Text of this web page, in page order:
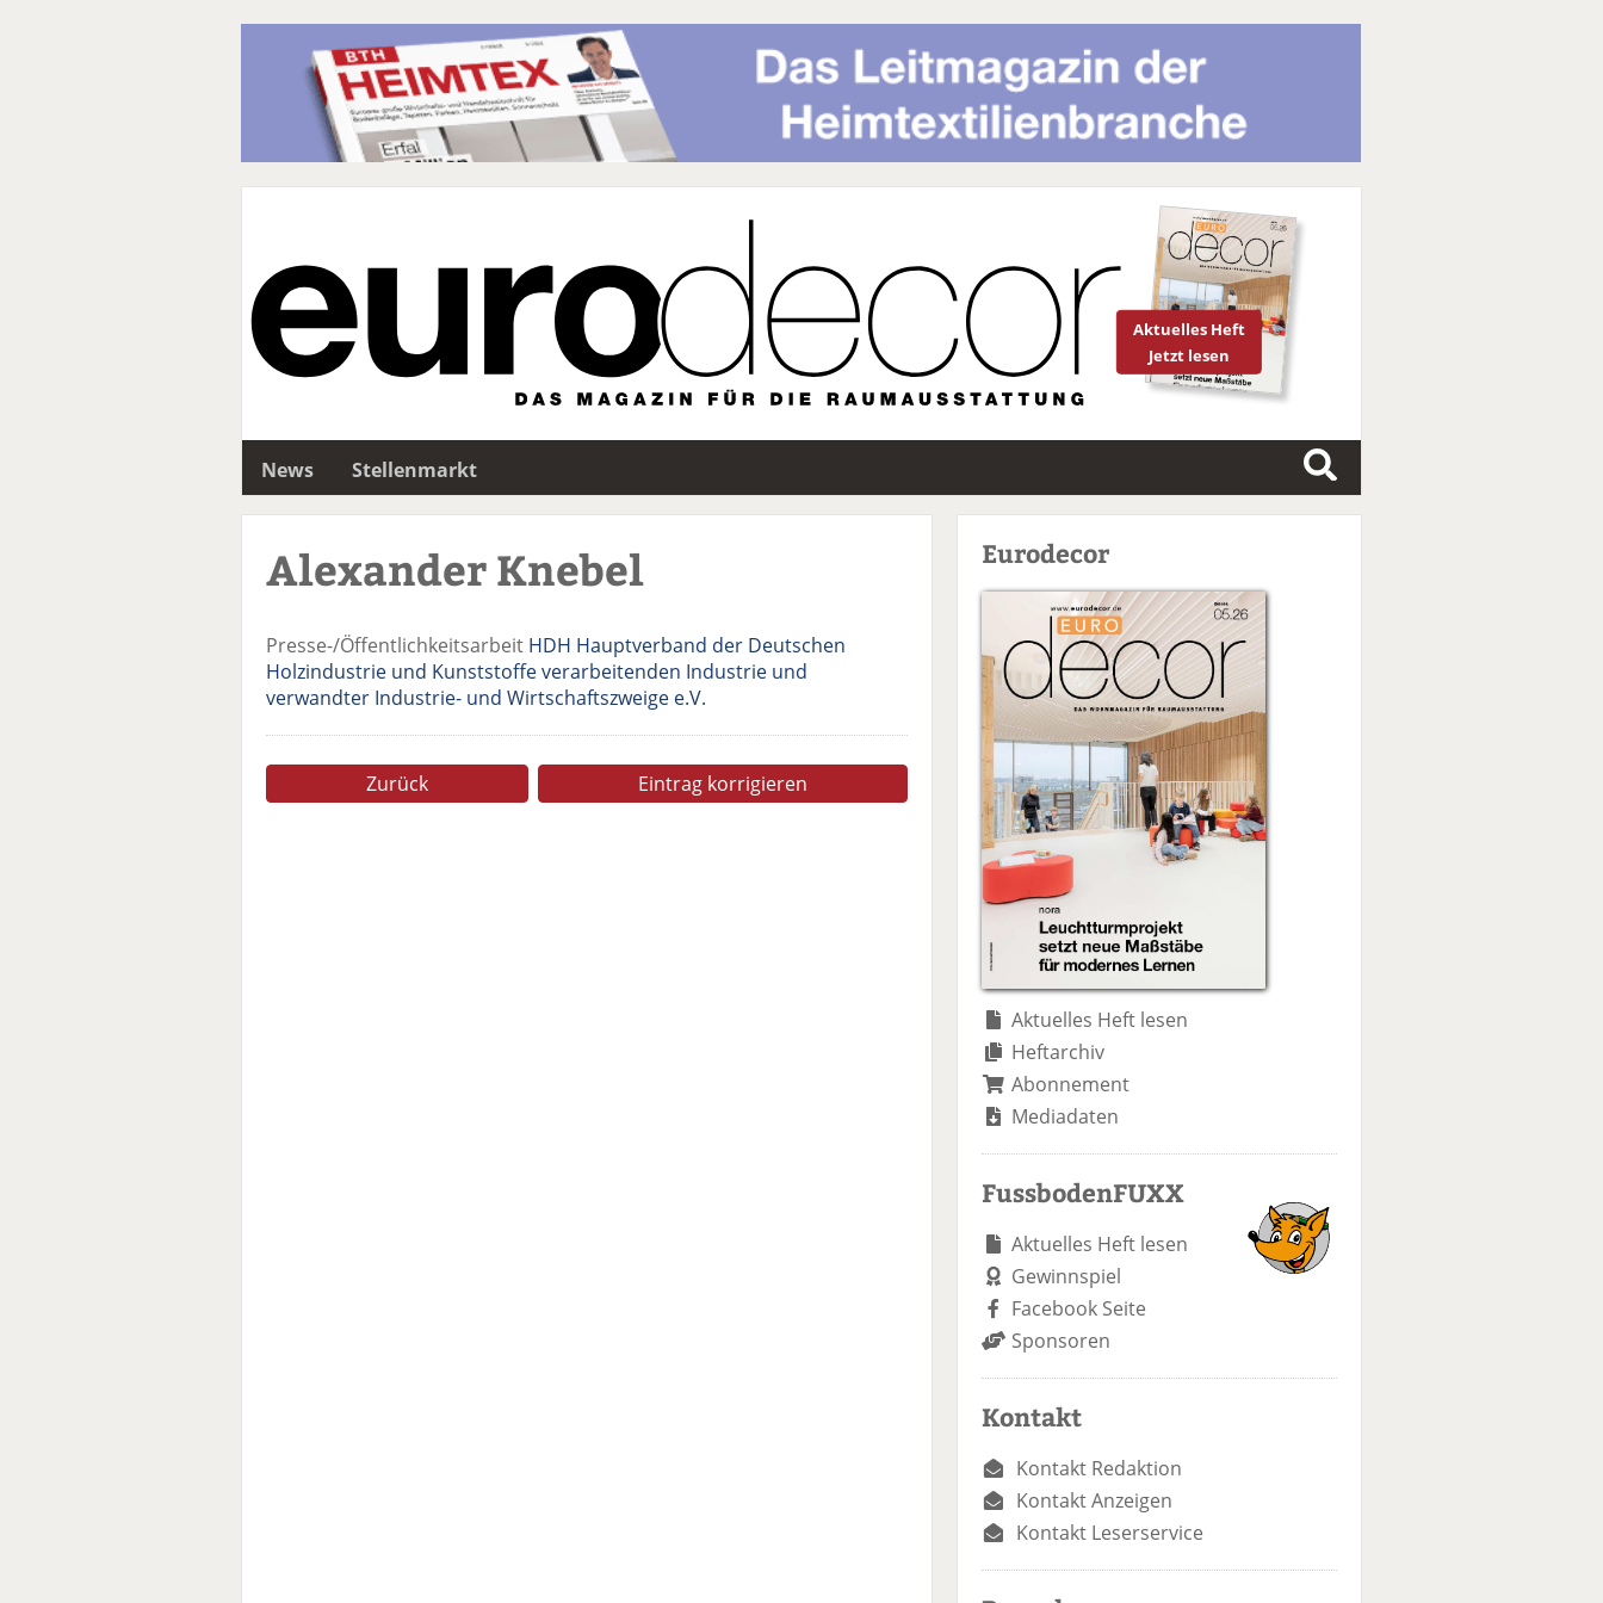
Aktuelles Heft
Jetzt lesen
News
Stellenmarkt
S
u
Alexander Knebel
Presse-/Öffentlichkeitsarbeit HDH Hauptverband der Deutschen
Holzindustrie und Kunststoffe verarbeitenden Industrie und
verwandter Industrie- und Wirtschaftszweige e.V.
Zurück Eintrag korrigieren
Eurodecor
Aktuelles Heft lesen
Heftarchiv
Abonnement
Mediadaten
FussbodenFUXX
Aktuelles Heft lesen
Gewinnspiel
Facebook Seite
Sponsoren
Kontakt
Kontakt Redaktion
Kontakt Anzeigen
Kontakt Leserservice